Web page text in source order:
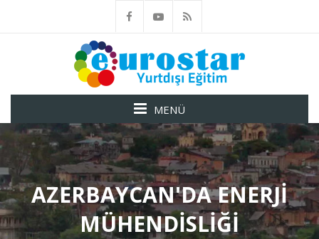
MENÜ
AZERBAYCAN'DA ENERJI
MÜHENDISLIĞI